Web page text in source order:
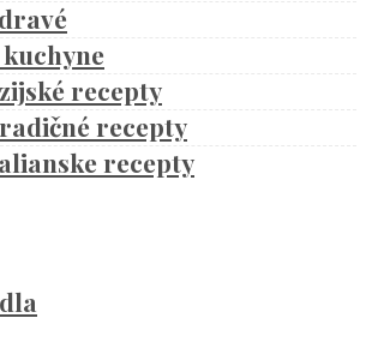
recepty
recepty
recepty